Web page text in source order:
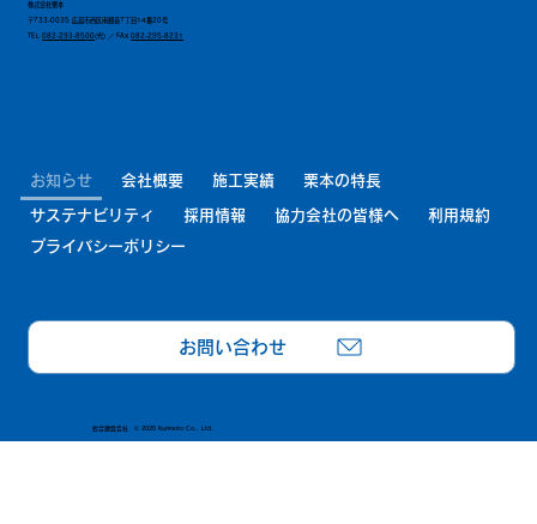
総合建設会社 © 2025 Kurimoto Co., Ltd.
お知らせ 会社概要 施工実績 栗本の特長
サステナビリティ 採用情報 協力会社の皆様へ
利用規約
プライバシーポリシー
株式会社栗本
TEL082-293-8500(代) ／ FAX082-295-8231
〒733-0035 広島市西区南観音7丁目14番20号
お問い合わせ